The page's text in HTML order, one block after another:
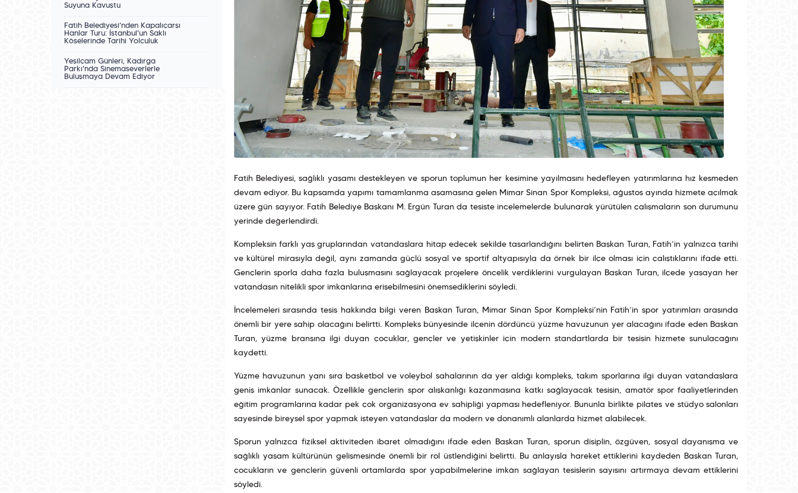
Suyuna Kavuştu
Fatih Belediyesi'nden Kapalıçarşı
Hanlar Turu: İstanbul'un Saklı
Köşelerinde Tarihî Yolculuk
Yeşilçam Günleri, Kadırga
Parkı'nda Sinemaseverlerle
Buluşmaya Devam Ediyor
Fatih Belediyesi, sağlıklı yaşamı destekleyen ve sporun toplumun her kesimine yayılmasını hedefleyen yatırımlarına hız kesmeden
devam ediyor. Bu kapsamda yapımı tamamlanma aşamasına gelen Mimar Sinan Spor Kompleksi, ağustos ayında hizmete açılmak
üzere gün sayıyor. Fatih Belediye Başkanı M. Ergün Turan da tesiste incelemelerde bulunarak yürütülen çalışmaların son durumunu
yerinde değerlendirdi.
Kompleksin farklı yaş gruplarından vatandaşlara hitap edecek şekilde tasarlandığını belirten Başkan Turan, Fatih’in yalnızca tarihî
ve kültürel mirasıyla değil, aynı zamanda güçlü sosyal ve sportif altyapısıyla da örnek bir ilçe olması için çalıştıklarını ifade etti.
Gençlerin sporla daha fazla buluşmasını sağlayacak projelere öncelik verdiklerini vurgulayan Başkan Turan, ilçede yaşayan her
vatandaşın nitelikli spor imkânlarına erişebilmesini önemsediklerini söyledi.
İncelemeleri sırasında tesis hakkında bilgi veren Başkan Turan, Mimar Sinan Spor Kompleksi’nin Fatih’in spor yatırımları arasında
önemli bir yere sahip olacağını belirtti. Kompleks bünyesinde ilçenin dördüncü yüzme havuzunun yer alacağını ifade eden Başkan
Turan, yüzme branşına ilgi duyan çocuklar, gençler ve yetişkinler için modern standartlarda bir tesisin hizmete sunulacağını
kaydetti.
Yüzme havuzunun yanı sıra basketbol ve voleybol sahalarının da yer aldığı kompleks, takım sporlarına ilgi duyan vatandaşlara
geniş imkânlar sunacak. Özellikle gençlerin spor alışkanlığı kazanmasına katkı sağlayacak tesisin, amatör spor faaliyetlerinden
eğitim programlarına kadar pek çok organizasyona ev sahipliği yapması hedefleniyor. Bununla birlikte pilates ve stüdyo salonları
sayesinde bireysel spor yapmak isteyen vatandaşlar da modern ve donanımlı alanlarda hizmet alabilecek.
Sporun yalnızca fiziksel aktiviteden ibaret olmadığını ifade eden Başkan Turan, sporun disiplin, özgüven, sosyal dayanışma ve
sağlıklı yaşam kültürünün gelişmesinde önemli bir rol üstlendiğini belirtti. Bu anlayışla hareket ettiklerini kaydeden Başkan Turan,
çocukların ve gençlerin güvenli ortamlarda spor yapabilmelerine imkân sağlayan tesislerin sayısını artırmaya devam ettiklerini
söyledi.